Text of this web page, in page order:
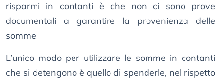
risparmi in contanti è che non ci sono prove
documentali a garantire la provenienza delle
somme.
L’unico modo per utilizzare le somme in contanti
che si detengono è quello di spenderle, nel rispetto